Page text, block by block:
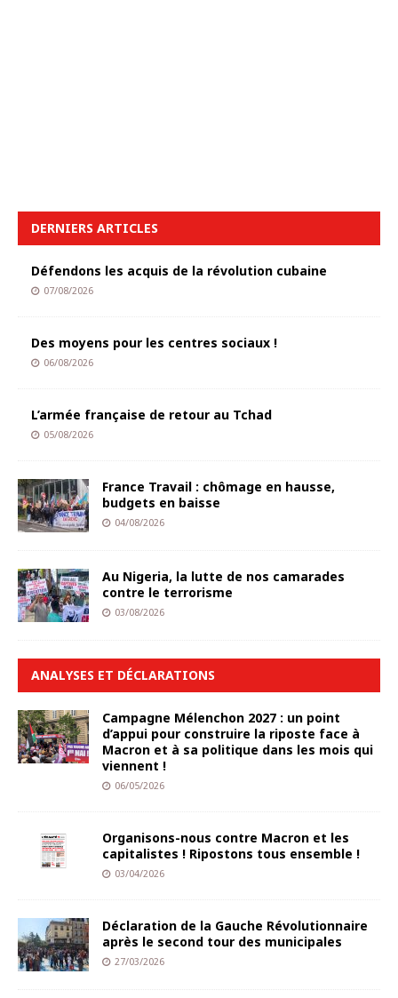
DERNIERS ARTICLES
Défendons les acquis de la révolution cubaine
07/08/2026
Des moyens pour les centres sociaux !
06/08/2026
L’armée française de retour au Tchad
05/08/2026
France Travail : chômage en hausse,
budgets en baisse
04/08/2026
Au Nigeria, la lutte de nos camarades
contre le terrorisme
03/08/2026
ANALYSES ET DÉCLARATIONS
Campagne Mélenchon 2027 : un point
d’appui pour construire la riposte face à
Macron et à sa politique dans les mois qui
viennent !
06/05/2026
Organisons-nous contre Macron et les
capitalistes ! Ripostons tous ensemble !
03/04/2026
Déclaration de la Gauche Révolutionnaire
après le second tour des municipales
27/03/2026